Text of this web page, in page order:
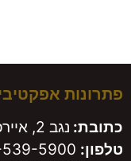
פתרונות
כתובת: נגב 2, איירפורט סיטי, 7019900
טלפון: 5900